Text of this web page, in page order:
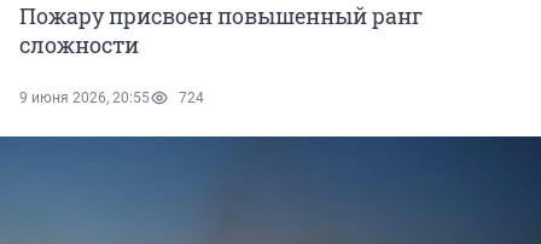
Пожару присвоен повышенный ранг
сложности
9 июня 2026, 20:55 724